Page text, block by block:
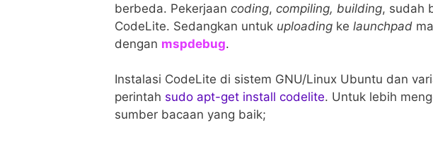
berbeda. Pekerjaan coding, compiling, building, sudah
CodeLite. Sedangkan untuk uploading ke launchpad
dengan mspdebug.
Instalasi CodeLite di sistem GNU/Linux Ubuntu dan
perintah sudo apt-get install codelite. Untuk lebih
sumber bacaan yang baik;